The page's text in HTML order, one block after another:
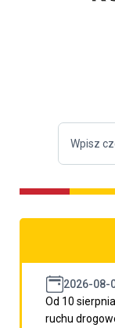
2026-08-
Od 10
ruchu